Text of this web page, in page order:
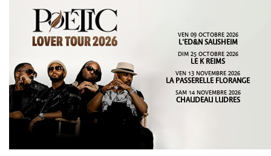
VEN 09 OCTOBRE 2026
L'ED&N SAUSHEIM
DIM 25 OCTOBRE 2026
LE K REIMS
VEN 13 NOVEMBRE 2026
LA PASSERELLE FLORANGE
SAM 14 NOVEMBRE 2026
CHAUDEAU LUDRES